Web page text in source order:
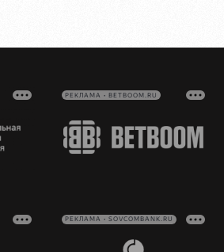
РЕКЛАМА • BETBOOM.RU
РЕКЛАМА • SOVCOMBANK.RU